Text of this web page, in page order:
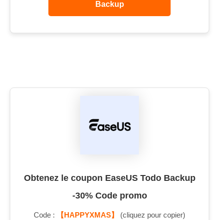
Backup
Obtenez le coupon EaseUS Todo Backup
-30% Code promo
Code : 【HAPPYXMAS】 (cliquez pour copier)